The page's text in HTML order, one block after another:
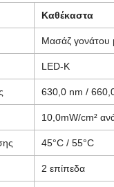
Καθέκαστα
Μασάζ γονάτου
LED-K
630,0 nm /
10,0mW/cm²
45°C / 55°C
2 επίπεδα